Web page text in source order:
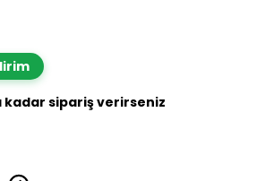
kadar sipariş verirseniz